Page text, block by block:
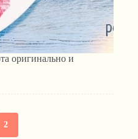
оригинально и
2